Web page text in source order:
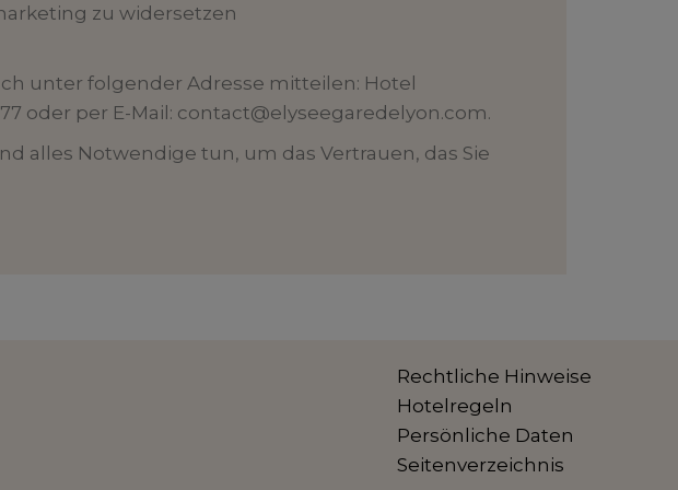
zu widersetzen
unter folgender Adresse mitteilen: Hotel
oder per E-Mail: contact@elyseegaredelyon.com.
alles Notwendige tun, um das Vertrauen, das Sie
Rechtliche Hinweise
Hotelregeln
Persönliche Daten
Seitenverzeichnis